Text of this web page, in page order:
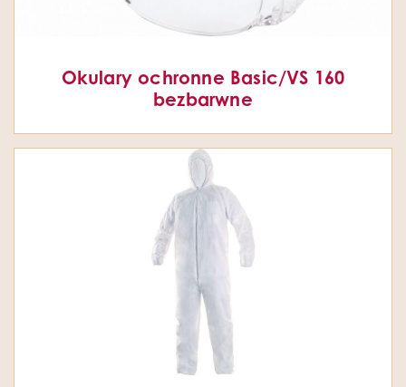
Okulary ochronne Basic/VS 160
bezbarwne